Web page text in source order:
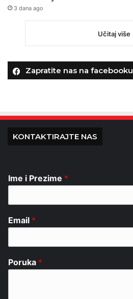
3 dana ago
Učitaj više
Zapratite nas na facebooku
KONTAKTIRAJTE NAS
Ime i Prezime *
Email *
Poruka *